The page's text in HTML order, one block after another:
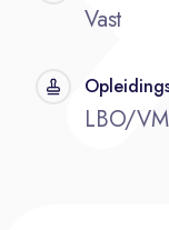
Vast
LBO/